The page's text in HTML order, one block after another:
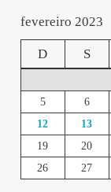
fevereiro 2023
D S
5
6
12
13
19
20
26
27